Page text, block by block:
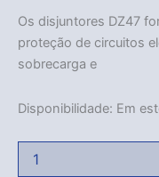
Os disjuntores DZ47
proteção de circuitos
sobrecarga e
Disponibilidade: Em